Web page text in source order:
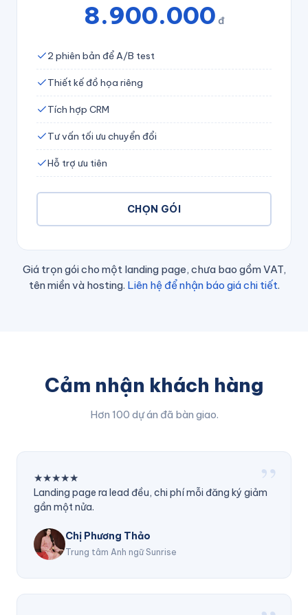
8.900.000 đ
2 phiên bản để A/B test
Thiết kế đồ họa riêng
Tích hợp CRM
Tư vấn tối ưu chuyển đổi
Hỗ trợ ưu tiên
CHỌN GÓI
Giá trọn gói cho một landing page, chưa bao gồm VAT,
tên miền và hosting. Liên hệ để nhận báo giá chi tiết.
Cảm nhận khách hàng
Hơn 100 dự án đã bàn giao.
”
★★★★★
Landing page ra lead đều, chi phí mỗi đăng ký giảm
gần một nửa.
Chị Phương Thảo
Trung tâm Anh ngữ Sunrise